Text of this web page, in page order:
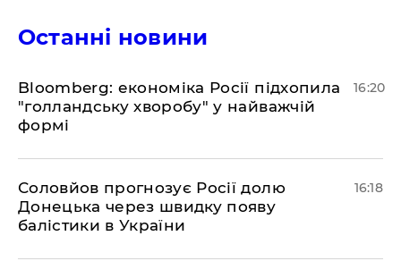
Останні новини
Bloomberg: економіка Росії підхопила
"голландську хворобу" у найважчій
формі
16:20
Соловйов прогнозує Росії долю
Донецька через швидку появу
балістики в України
16:18